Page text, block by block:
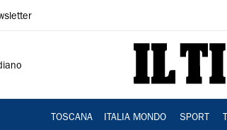
TOSCANA ITALIA MONDO SPORT